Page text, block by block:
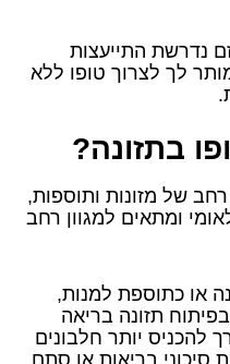
נדרשת התייעצות
לך לצרוך טופו ללא
בתזונה?
של מזונות ותוספות,
ומתאים למגוון רחב
או כתוספת למנות,
תזונה בריאה
להכניס יותר חלבונים